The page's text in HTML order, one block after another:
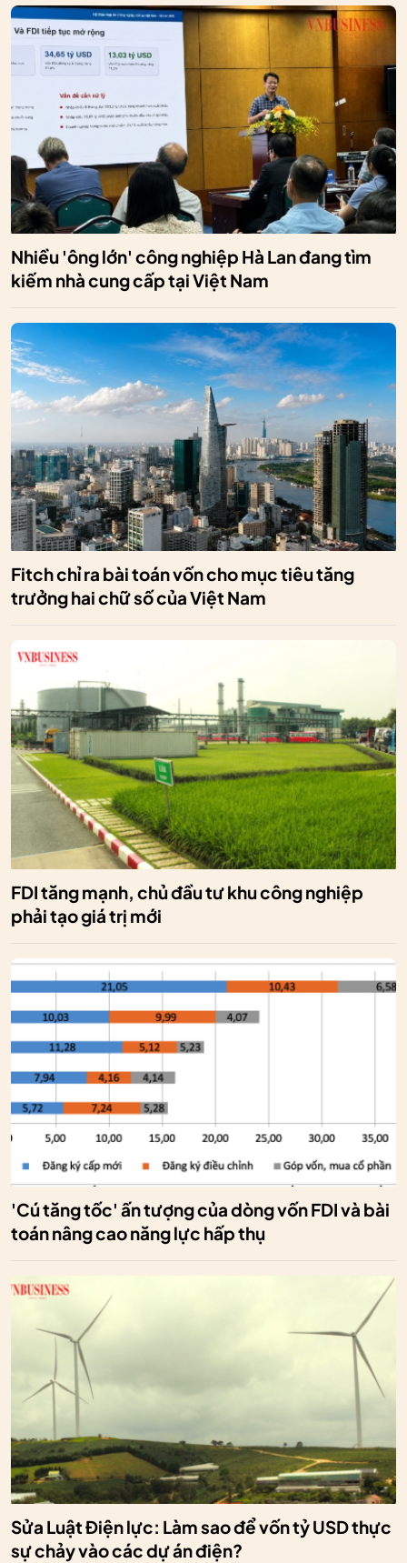
Nhiều 'ông lớn' công nghiệp Hà Lan đang tìm
kiếm nhà cung cấp tại Việt Nam
Fitch chỉ ra bài toán vốn cho mục tiêu tăng
trưởng hai chữ số của Việt Nam
FDI tăng mạnh, chủ đầu tư khu công nghiệp
phải tạo giá trị mới
'Cú tăng tốc' ấn tượng của dòng vốn FDI và bài
toán nâng cao năng lực hấp thụ
Sửa Luật Điện lực: Làm sao để vốn tỷ USD thực
sự chảy vào các dự án điện?